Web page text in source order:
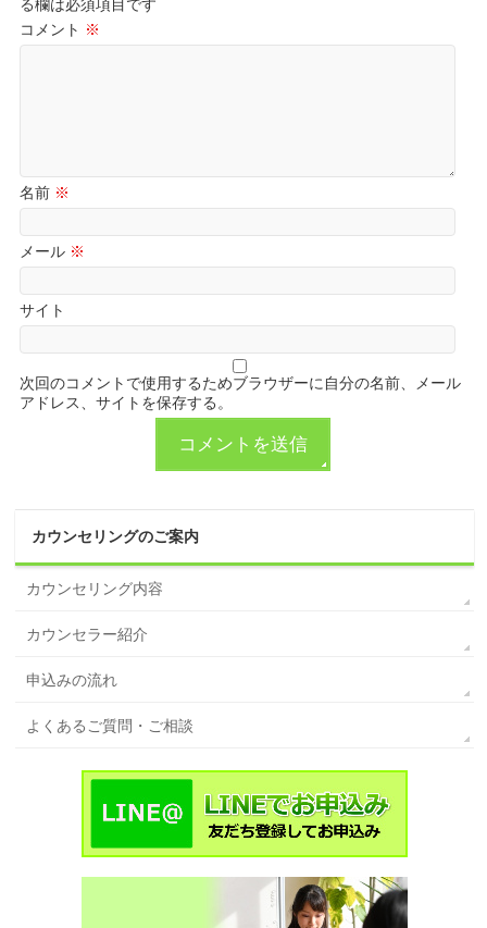
る欄は必須項目です
コメント ※
名前 ※
メール ※
サイト
次回のコメントで使用するためブラウザーに自分の名前、メール
アドレス、サイトを保存する。
カウンセリングのご案内
カウンセリング内容
カウンセラー紹介
申込みの流れ
よくあるご質問・ご相談